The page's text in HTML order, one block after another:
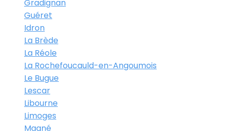
Gradignan
Guéret
Idron
La Brède
La Réole
La Rochefoucauld-en-Angoumois
Le Bugue
Lescar
Libourne
Limoges
Magné